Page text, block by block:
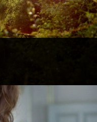
Alles. Fotos.